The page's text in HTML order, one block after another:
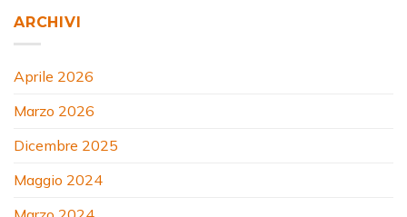
ARCHIVI
Aprile 2026
Marzo 2026
Dicembre 2025
Maggio 2024